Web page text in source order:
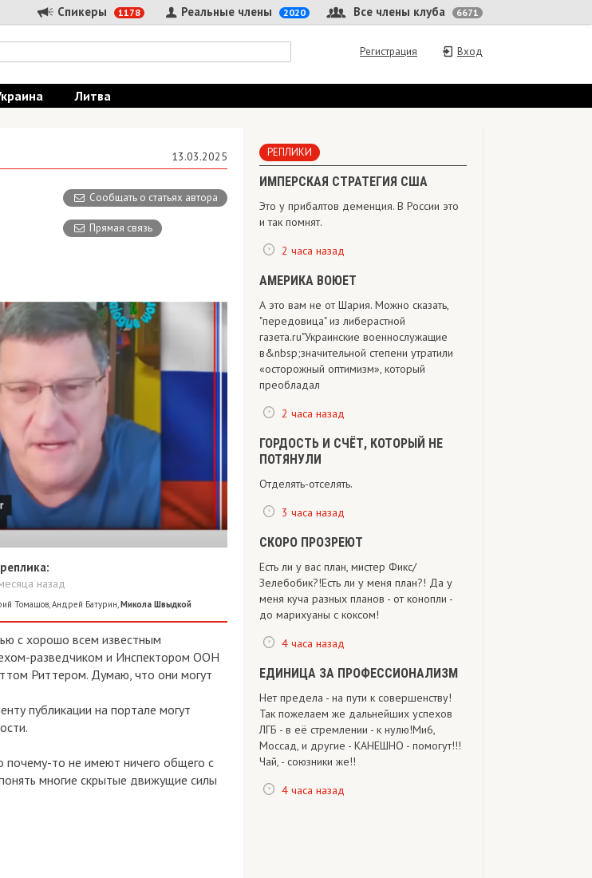
Спикеры 1178 Все члены клуба 6671
Реальные члены 2020
Вход
Регистрация
Литва
13.03.2025
Сообщать о статьях автора
Прямая связь
назад
Томашов,Андрей Батурин,Микола Швыдкой
с хорошо всем известным
разведчиком и Инспектором ООН
Риттером. Думаю, что они могут
публикации на портале могут
то не имеют ничего общего с
многие скрытые движущие силы
РЕПЛИКИ
ИМПЕРСКАЯ СТРАТЕГИЯ США
Это у прибалтов деменция. В России это
и так помнят.
2 часа назад
АМЕРИКА ВОЮЕТ
А это вам не от Шария. Можно сказать,
"передовица" из либерастной
газета.ru"Украинские военнослужащие
в&nbsp;значительной степени утратили
«осторожный оптимизм», который
преобладал
2 часа назад
ГОРДОСТЬ И СЧЁТ, КОТОРЫЙ НЕ
ПОТЯНУЛИ
Отделять-отселять.
3 часа назад
СКОРО ПРОЗРЕЮТ
Есть ли у вас план, мистер Фикс/
Зелебобик?!Есть ли у меня план?! Да у
меня куча разных планов - от конопли -
до марихуаны с коксом!
4 часа назад
ЕДИНИЦА ЗА ПРОФЕССИОНАЛИЗМ
Нет предела - на пути к совершенству!
Так пожелаем же дальнейших успехов
ЛГБ - в её стремлении - к нулю!Ми6,
Моссад, и другие - КАНЕШНО - помогут!!!
Чай, - союзники же!!
4 часа назад